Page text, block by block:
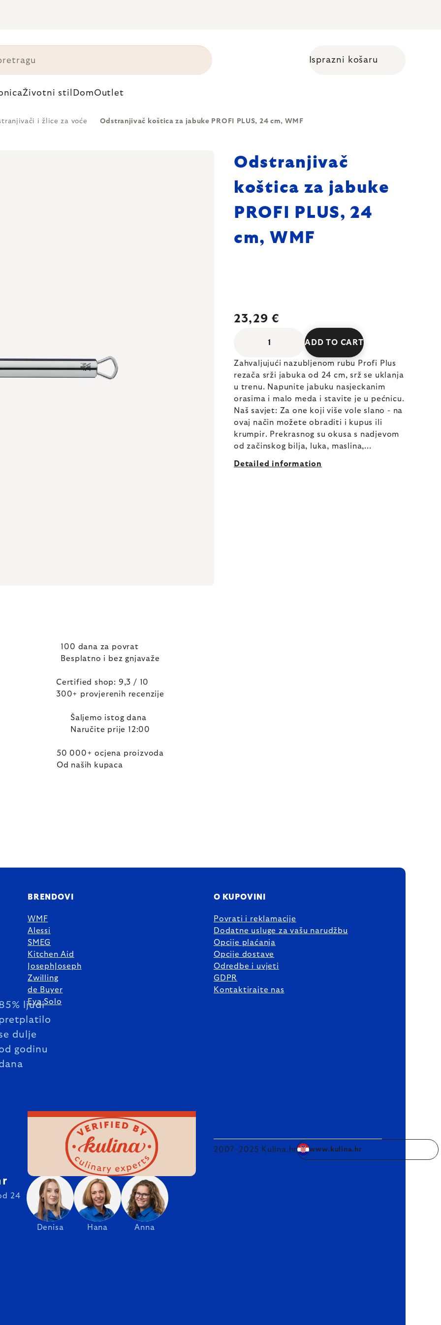
Isprazni košaru
Životni stil DomOutlet
i žlice za voće Odstranjivač koštica za jabuke PROFI PLUS, 24 cm, WMF
Odstranjivač
koštica za jabuke
PROFI PLUS, 24
cm, WMF
23,29 €
ADD TO CART
Zahvaljujući nazubljenom rubu Profi Plus
rezača srži jabuka od 24 cm, srž se uklanja
u trenu. Napunite jabuku nasjeckanim
orasima i malo meda i stavite je u pećnicu.
Naš savjet: Za one koji više vole slano - na
ovaj način možete obraditi i kupus ili
krumpir. Prekrasnog su okusa s nadjevom
od začinskog bilja, luka, maslina,...
Detailed information
100 dana za povrat
Besplatno i bez gnjavaže
Certified shop: 9,3 / 10
300+ provjerenih recenzije
Šaljemo istog dana
Naručite prije 12:00
50 000+ ocjena proizvoda
Od naših kupaca
ljudi
dulje
godinu
BRENDOVI
WMF
Alessi
SMEG
Kitchen Aid
JosephJoseph
Zwilling
de Buyer
Eva Solo
O KUPOVINI
Povrati i reklamacije
Dodatne usluge za vašu narudžbu
Opcije plaćanja
Opcije dostave
Odredbe i uvjeti
GDPR
Kontaktirajte nas
Denisa Hana Anna
24
2007–2025 Kulina.hr www.kulina.hr